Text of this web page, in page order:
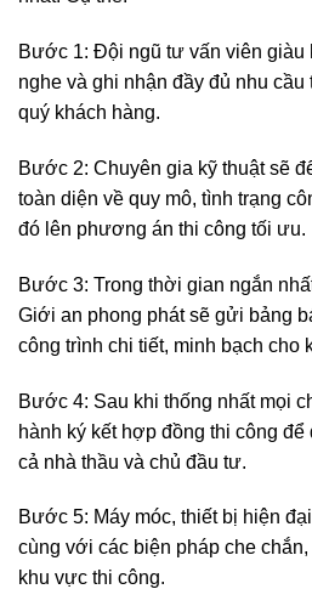
Bước 1: Đội ngũ tư vấn viên giàu
nghe và ghi nhận đầy đủ nhu
quý khách hàng.
Bước 2: Chuyên gia kỹ thuật sẽ
toàn diện về quy mô, tình trạng
đó lên phương án thi công tối ưu.
Bước 3: Trong thời gian ngắn
Giới an phong phát sẽ gửi bảng
công trình chi tiết, minh bạch cho
Bước 4: Sau khi thống nhất mọi
hành ký kết hợp đồng thi công
cả nhà thầu và chủ đầu tư.
Bước 5: Máy móc, thiết bị hiện
cùng với các biện pháp che
khu vực thi công.